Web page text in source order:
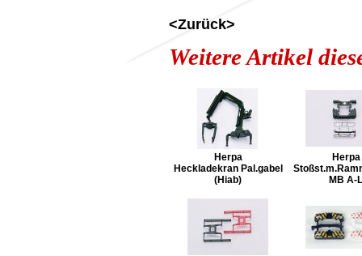
<Zurück>
Weitere Artikel
Herpa
Heckladekran Pal.gabel
(Hiab)
Herpa
MB A-L